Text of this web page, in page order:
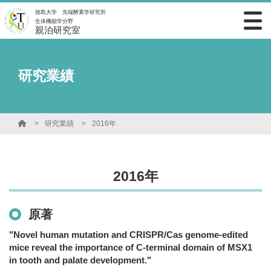
徳島大学 先端酵素学研究所
生体機能学分野
親泊研究室
研究業績
研究業績 2016年
2016年
原著
"Novel human mutation and CRISPR/Cas genome-edited
mice reveal the importance of C-terminal domain of MSX1
in tooth and palate development."